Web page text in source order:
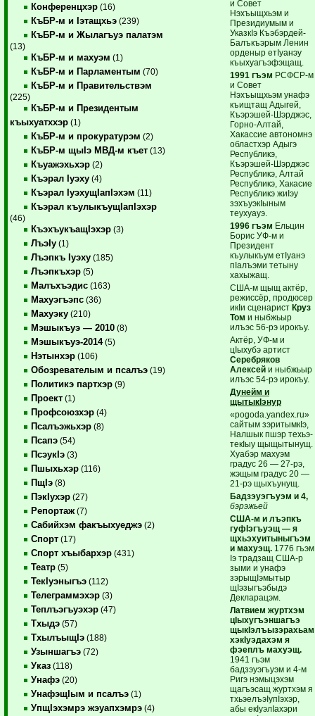
Конференцхэр (16)
КъБР-м и Iэтащхьэ (239)
КъБР-м и Жылагъуэ палатэм
(13)
КъБР-м и махуэм (1)
КъБР-м и Парламентым (70)
КъБР-м и Правительствэм
(225)
КъБР-м и Президентым
къыхуатххэр (1)
КъБР-м и прокуратурэм (2)
КъБР-м щыIэ МВД-м къет (13)
Къуажэхьхэр (2)
Къэрал Iуэху (4)
Къэрал IуэхущIапIэхэм (11)
Къэрал къулыкъущIапIэхэр
(46)
КъэхъукъащIэхэр (3)
ЛъэIу (1)
Лъэпкъ Iуэху (185)
Лъэпкъхэр (5)
Малъхъэдис (163)
Махуэгъэпс (36)
Махуэку (210)
Мэшыкъуэ — 2010 (8)
Мэшыкъуэ-2014(5)
Нэтынхэр (106)
Обозревателым и псалъэ (19)
Политикэ партхэр (9)
Проект (1)
Профсоюзхэр (4)
Псалъэжьхэр (8)
Псапэ (54)
ПсэукIэ (3)
Пшыхьхэр (116)
ПщIэ (8)
ПэкIухэр (27)
Репортаж (7)
Сабийхэм факъыхуеджэ (2)
Спорт (17)
Спорт хъыбархэр (431)
Театр (5)
ТекIуэныгъэ (112)
Телеграммэхэр (3)
Теплъэгъуэхэр (47)
Тхыдэ (57)
ТхылъыщIэ (188)
Узыншагъэ (72)
Указ (118)
Унафэ (20)
УнафэщIым и псалъэ (1)
УпщIэхэмрэ жэуапхэмрэ (4)
и Совет
Нэхъыщхьэм и
Президиумым и
УказкIэ Къэбэрдей-
Балъкъэрым Ленин
орденыр етIуанэу
къыхуагъэфэщащ.
1991 гъэм РСФСР-м
и Совет
Нэхъыщхьэм унафэ
къищтащ Адыгей,
Къэрэшей-Шэрджэс,
Горно-Алтай,
Хакассие автономнэ
областхэр Адыгэ
Республикэ,
Къэрэшей-Шэрджэс
Республикэ, Алтай
Республикэ, Хакасие
Республикэ жиIэу
зэхъуэкIыным
теухуауэ.
1996 гъэм Ельцин
Борис УФ-м и
Президент
къулыкъум етIуанэ
пIалъэми тетыну
хахыжащ.
США-м щыщ актёр,
режиссёр, продюсер
икIи сценаристКруз
Том и ныбжьыр
илъэс 56-рэ ирокъу.
Актёр, УФ-м и
цIыхубэ артист
Серебряков
Алексей и ныбжьыр
илъэс 54-рэ ирокъу.
Дунейм и
щытыкIэнур
«pogoda.yandex.ru»
сайтым зэритымкIэ,
Налшык пшэр техьэ-
текIыу щыщытынущ.
Хуабэр махуэм
градус 26 — 27-рэ,
жэщым градус 20 —
21-рэ щыхъунущ.
Бадзэуэгъуэм и 4,
бэрэжьей
США-м и лъэпкъ
гуфIэгъуэщ — я
щхьэхуитыныгъэм
и махуэщ. 1776 гъэм
Iэ традзащ США-р
зыми и унафэ
зэрыщIэмытыр
щIэзыгъэбыдэ
Декларацэм.
Латвием журтхэм
цIыхугъэншагъэ
щыкIэлъызэрахьам
хэкIуэдахэм я
фэеплъ махуэщ.
1941 гъэм
бадзэуэгъуэм и 4-м
Ригэ нэмыцэхэм
щагъэсащ журтхэм я
тхьэелъэIупIэхэр,
абы екIуэлIахэри